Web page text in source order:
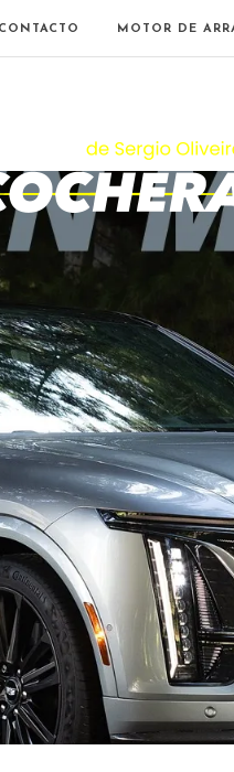
CONTACTO MOTOR DE